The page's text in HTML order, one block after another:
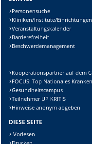
Personensuche
Kliniken/Institute/Einrichtungen
Veranstaltungskalender
Barrierefreiheit
Beschwerdemanagement
Kooperationspartner auf dem
FOCUS: Top Nationales
Gesundheitscampus
Teilnehmer UP KRITIS
Hinweise anonym abgeben
DIESE SEITE
Vorlesen